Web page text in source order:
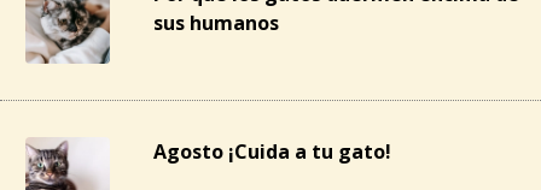
sus humanos
Agosto ¡Cuida a tu gato!